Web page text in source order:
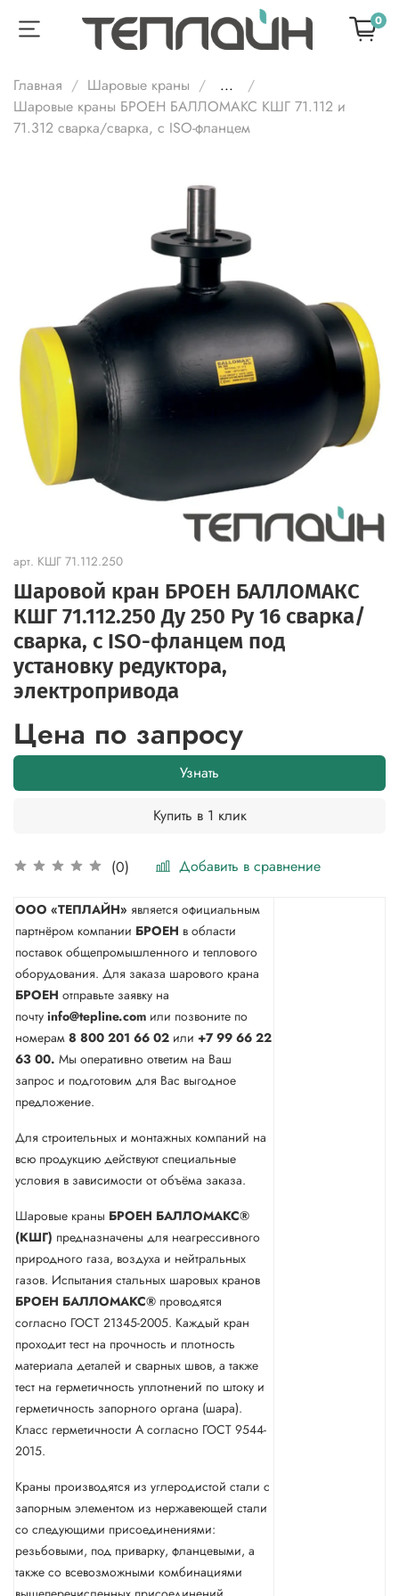
0
Главная Шаровые краны
...
Шаровые краны БРОЕН БАЛЛОМАКС КШГ 71.112 и
71.312 сварка/сварка, с ISO-фланцем
арт. КШГ 71.112.250
Шаровой кран БРОЕН БАЛЛОМАКС
КШГ 71.112.250 Ду 250 Ру 16 сварка/
сварка, с ISO-фланцем под
установку редуктора,
электропривода
(0) Добавить в сравнение
Цена по запросу
Узнать
Купить в 1 клик
ООО «ТЕПЛАЙН» является официальным
партнёром компании БРОЕН в области
поставок общепромышленного и теплового
оборудования. Для заказа шарового крана
БРОЕН отправьте заявку на
почту info@tepline.com или позвоните по
номерам 8 800 201 66 02 или +7 99 66 22
63 00. Мы оперативно ответим на Ваш
запрос и подготовим для Вас выгодное
предложение.
Для строительных и монтажных компаний на
всю продукцию действуют специальные
условия в зависимости от объёма заказа.
Шаровые краны БРОЕН БАЛЛОМАКС®
(КШГ) предназначены для неагрессивного
природного газа, воздуха и нейтральных
газов. Испытания стальных шаровых кранов
БРОЕН БАЛЛОМАКС® проводятся
согласно ГОСТ 21345-2005. Каждый кран
проходит тест на прочность и плотность
материала деталей и сварных швов, а также
тест на герметичность уплотнений по штоку и
герметичность запорного органа (шара).
Класс герметичности А согласно ГОСТ 9544-
2015.
Краны производятся из углеродистой стали с
запорным элементом из нержавеющей стали
со следующими присоединениями:
резьбовыми, под приварку, фланцевыми, а
также со всевозможными комбинациями